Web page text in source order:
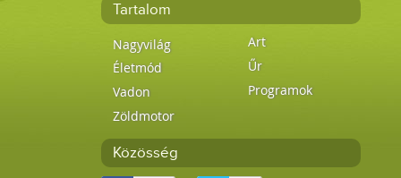
Tartalom
Nagyvilág
Életmód
Vadon
Zöldmotor
Art
Űr
Programok
Közösség